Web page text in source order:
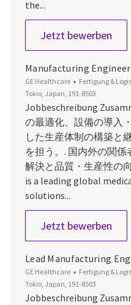
the...
Jetzt bewerben
Manufacturing Engineer
GE Healthcare Kategorie
Fertigung &
Tokio, Japan, 191-8503
Jobbeschreibung
の最適化、設備の導入
した生産体制の構築と
を担う。. 国内外の関
解決と品質・生産性の
is a leading global
solutions...
Jetzt bewerben
Lead Manufacturing
GE Healthcare Kategorie
Fertigung &
Tokio, Japan, 191-8503
Jobbeschreibung